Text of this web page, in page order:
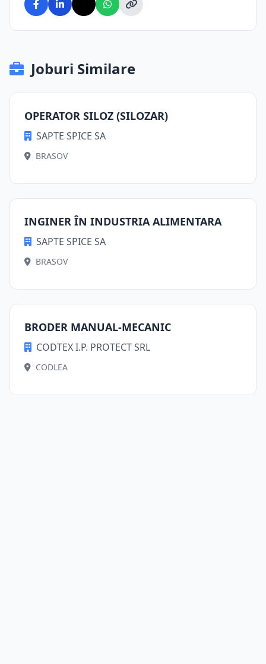
Joburi Similare
OPERATOR SILOZ (SILOZAR)
SAPTE SPICE SA
BRASOV
INGINER ÎN INDUSTRIA ALIMENTARA
SAPTE SPICE SA
BRASOV
BRODER MANUAL-MECANIC
CODTEX I.P. PROTECT SRL
CODLEA